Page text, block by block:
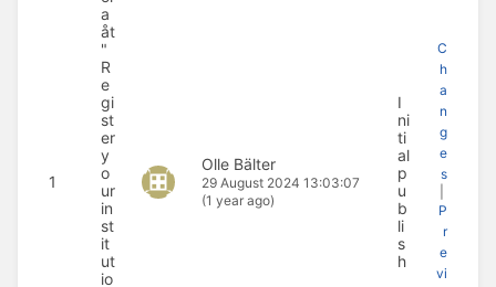
1
a
åt
"
R
e
gi
st
er
y
o
ur
in
st
it
ut
io
Olle Bälter
29 August 2024 13:03:07
(1 year ago)
I
ni
ti
al
p
u
b
li
s
h
C
h
a
n
g
e
s
P
r
e
vi